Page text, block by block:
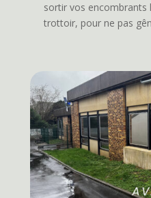
sortir vos encombrants
trottoir, pour ne pas